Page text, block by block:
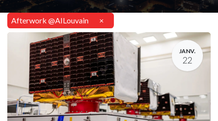
Afterwork @AILouvain ×
JANV.
22